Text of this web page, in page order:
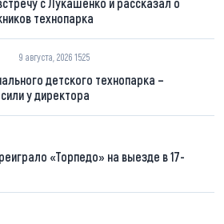
технопарка
9 августа, 2026 15:25
детского технопарка –
у директора
«Торпедо» на выезде в 17-